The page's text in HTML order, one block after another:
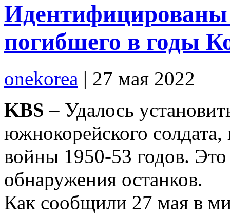
Идентифицированы
погибшего в годы
onekorea | 27 мая 2022
KBS – Удалось
южнокорейского
войны 1950-53 годов.
обнаружения останков.
Как сообщили 27 мая в